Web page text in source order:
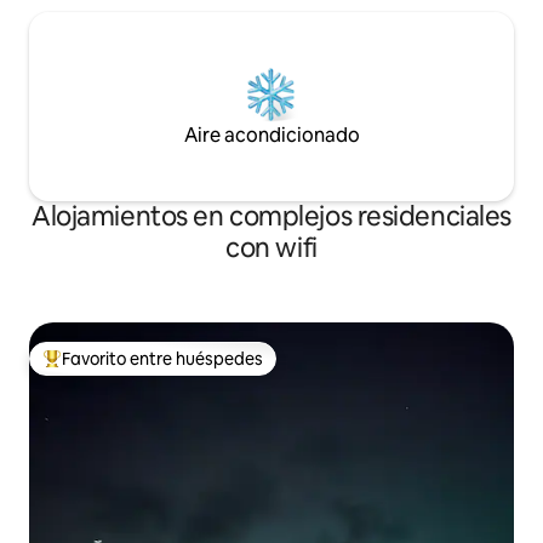
Aire acondicionado
Alojamientos en complejos residenciales
con wifi
Favorito entre los huéspedes más destacados
Favorito entre huéspedes